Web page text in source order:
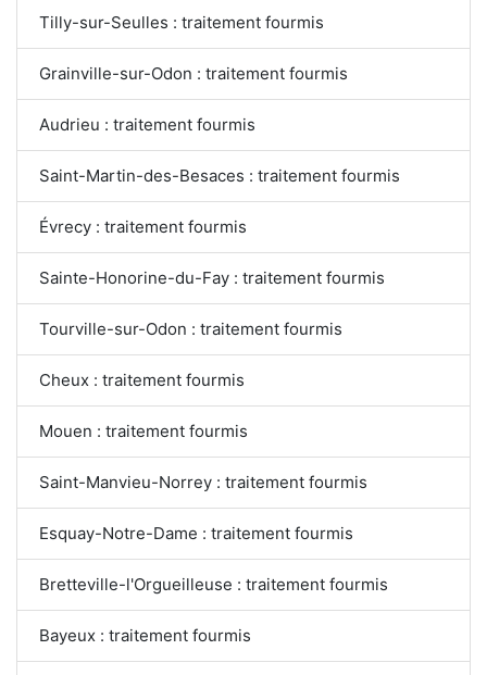
Tilly-sur-Seulles : traitement fourmis
Grainville-sur-Odon : traitement fourmis
Audrieu : traitement fourmis
Saint-Martin-des-Besaces : traitement fourmis
Évrecy : traitement fourmis
Sainte-Honorine-du-Fay : traitement fourmis
Tourville-sur-Odon : traitement fourmis
Cheux : traitement fourmis
Mouen : traitement fourmis
Saint-Manvieu-Norrey : traitement fourmis
Esquay-Notre-Dame : traitement fourmis
Bretteville-l'Orgueilleuse : traitement fourmis
Bayeux : traitement fourmis